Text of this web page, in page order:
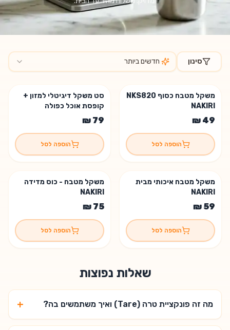
סינון חדשים ביותר
נשארו 2 יחידות
משקל מטבח כסוף NKS820
NAKIRI
הוספה לסל
סט משקל דיגיטלי למזון +
קופסת אוכל כפולה
הוספה לסל
משקל מטבח איכותי מבית
NAKIRI
הוספה לסל
משקל מטבח - כוס מדידה
NAKIRI
הוספה לסל
שאלות נפוצות
מה זה פונקציית טרה (Tare) ואיך משתמשים בה? +